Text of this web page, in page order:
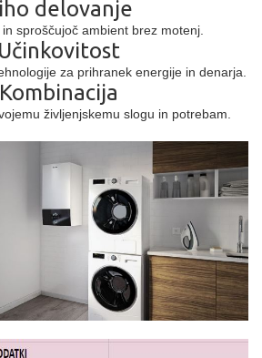
delovanje
sproščujoč ambient brez motenj.
Učinkovitost
za prihranek energije in denarja.
Kombinacija
življenjskemu slogu in potrebam.